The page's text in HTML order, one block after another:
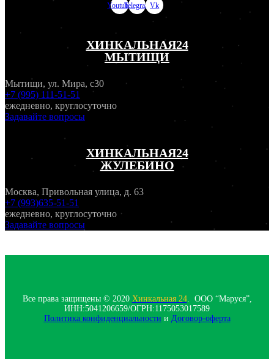
YoutubeTelegramVk
ХИНКАЛЬНАЯ24
МЫТИЩИ
Мытищи, ул. Мира, с30
+7 (995) 111-51-51
ежедневно, круглосуточно
Задавайте вопросы
ХИНКАЛЬНАЯ24
ЖУЛЕБИНО
Москва, Привольная улица, д. 63
+7 (993)635-51-51
ежедневно, круглосуточно
Задавайте вопросы
Все права защищены © 2020 Хинкальная 24. ООО “Маруся”,
ИНН:5041206659/ОГРН:1175053017589
Политика конфиденциальности‍ и Договор-оферта